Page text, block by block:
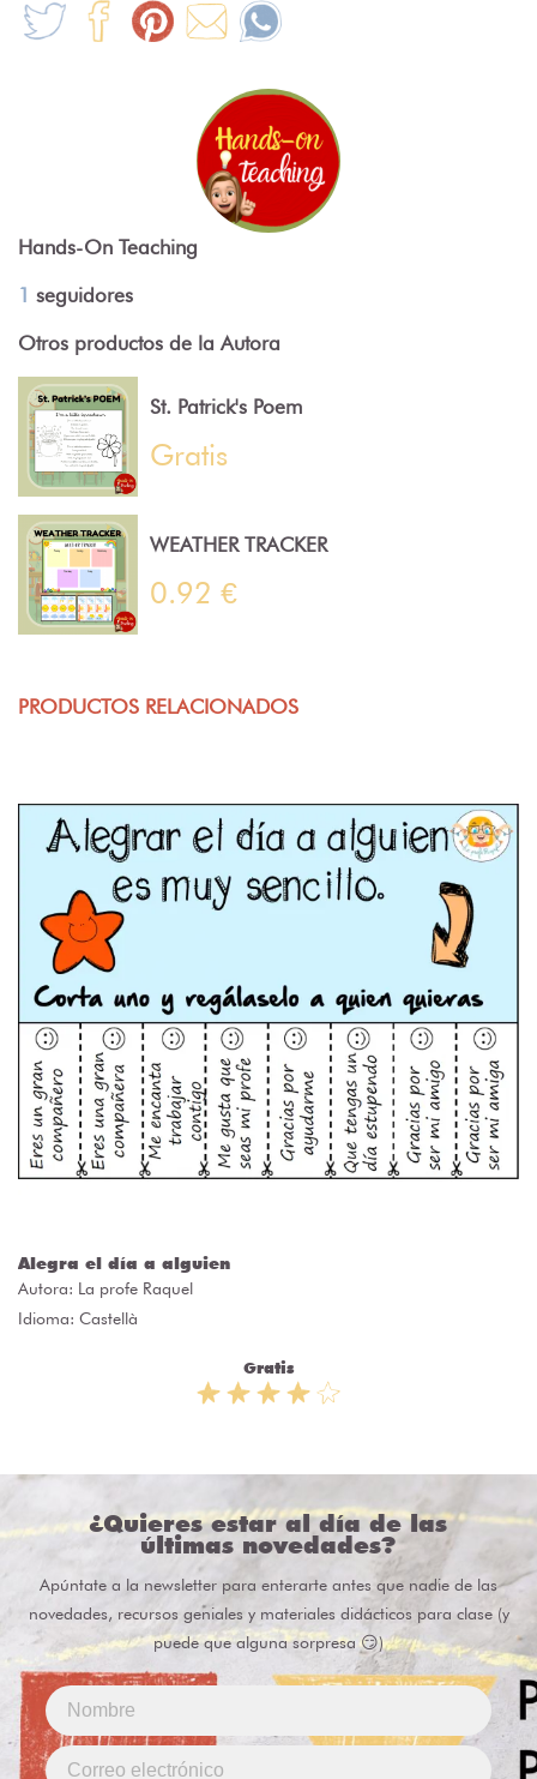
Hands-On Teaching
1 seguidores
Otros productos de la Autora
St. Patrick's Poem
Gratis
WEATHER TRACKER
0.92 €
PRODUCTOS RELACIONADOS
Alegra el día a alguien
Autora: La profe Raquel
Idioma: Castellà
Gratis
¿Quieres estar al día de las
últimas novedades?
Apúntate a la newsletter para enterarte antes que nadie de las
novedades, recursos geniales y materiales didácticos para clase (y
puede que alguna sorpresa 😏)